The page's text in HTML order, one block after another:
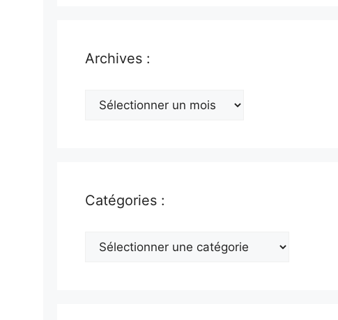
Archives :
Archives
Catégories :
Catégories